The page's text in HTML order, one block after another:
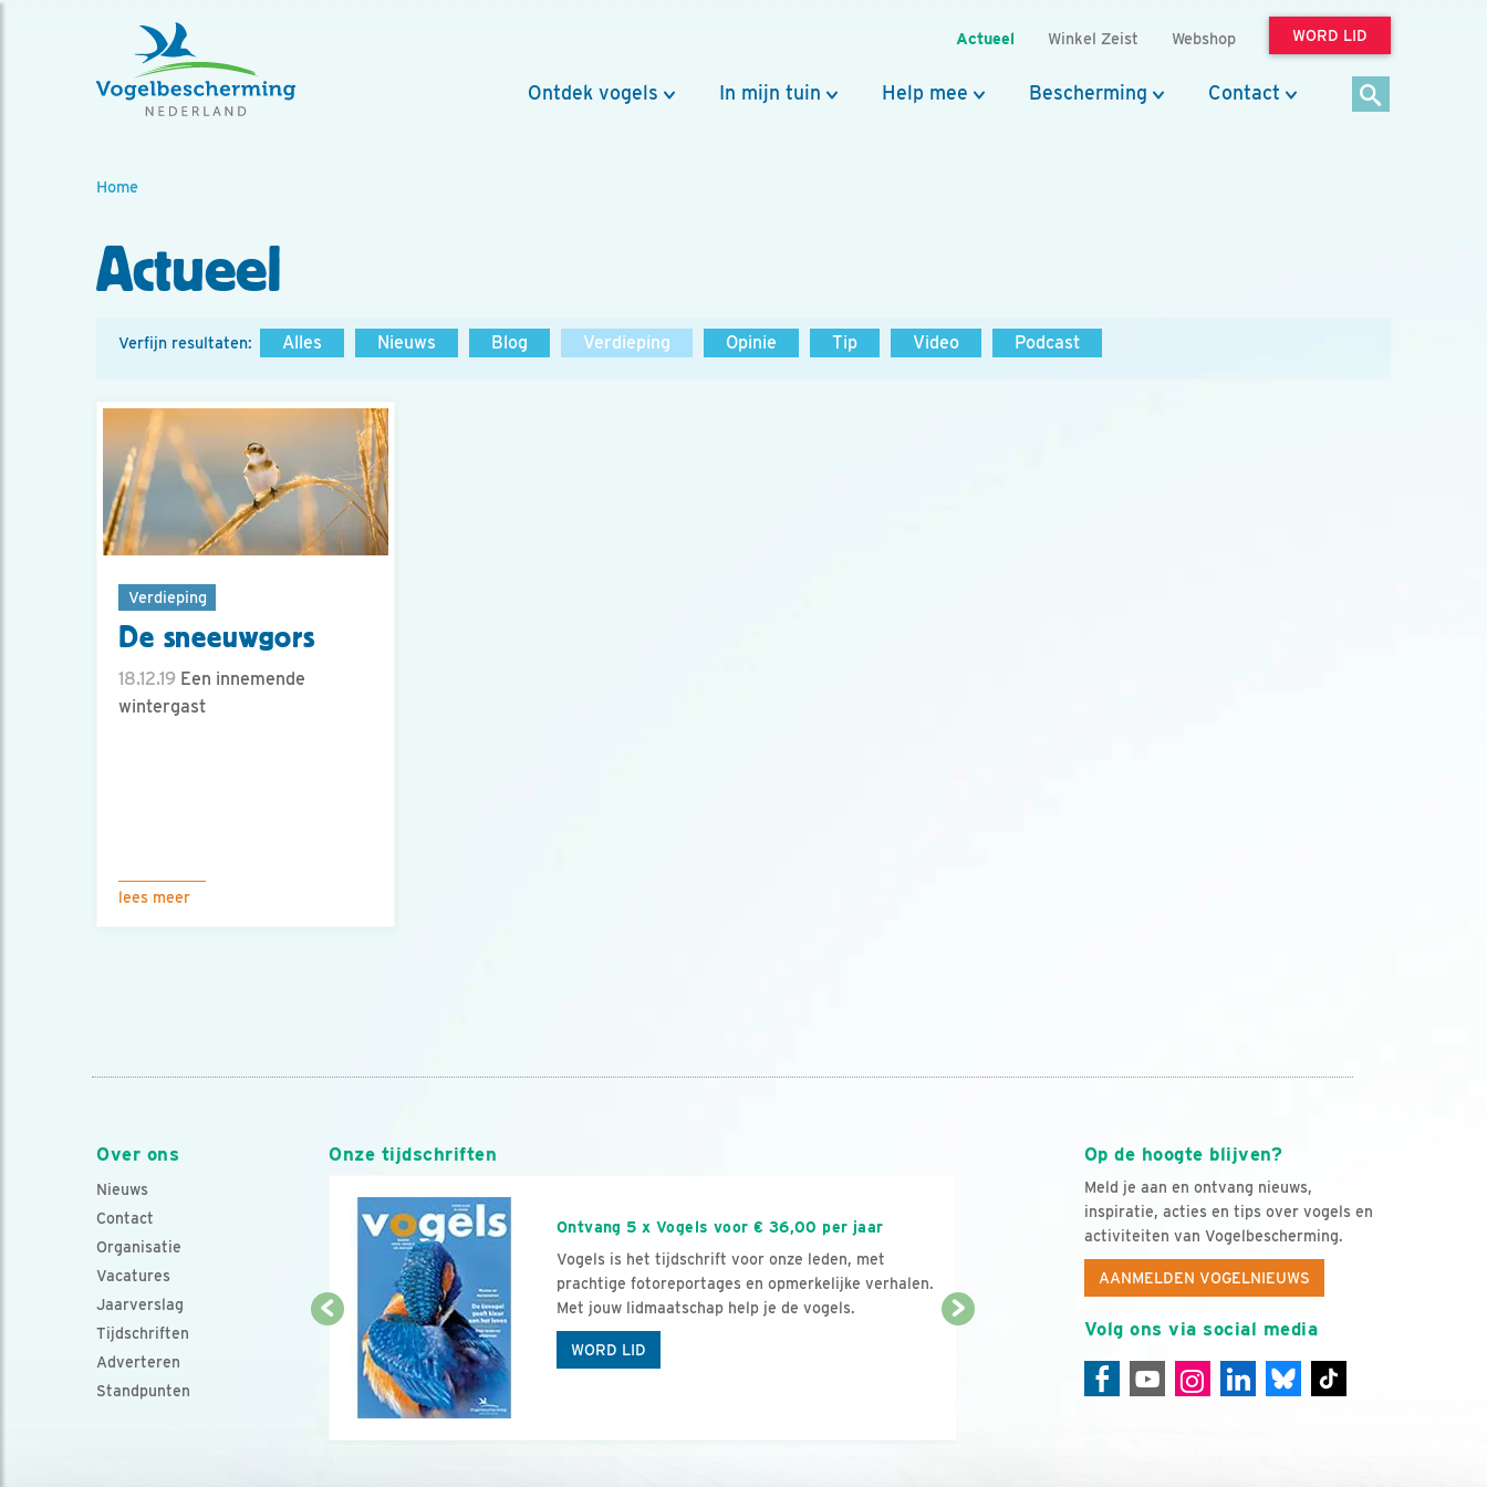
Actueel Winkel Zeist Webshop WORD LID
Ontdek vogels In mijn tuin Help mee Bescherming Contact
Home
Actueel
Verfijn resultaten: Alles Nieuws Blog Verdieping Opinie Tip Video Podcast
Verdieping
De sneeuwgors
18.12.19 Een innemende
wintergast
lees meer
Over ons
Nieuws
Contact
Organisatie
Vacatures
Jaarverslag
Tijdschriften
Adverteren
Standpunten
Op de hoogte blijven?
Meld je aan en ontvang nieuws,
inspiratie, acties en tips over vogels en
activiteiten van Vogelbescherming.
AANMELDEN VOGELNIEUWS
Volg ons via social media
Onze tijdschriften
Ontvang 5 x Vogels voor € 36,00 per jaar
Vogels is het tijdschrift voor onze leden, met
prachtige fotoreportages en opmerkelijke verhalen.
Met jouw lidmaatschap help je de vogels.
WORD LID